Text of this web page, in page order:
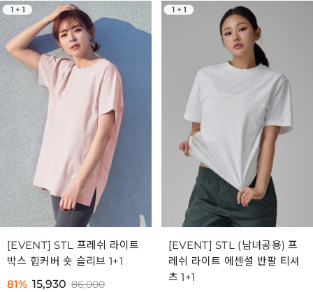
[EVENT] STL 프레쉬 라이트
박스 힙커버 숏 슬리브 1+1
81% 15,930 86,000
[EVENT] STL (남녀공용) 프
레쉬 라이트 에센셜 반팔 티셔
츠 1+1